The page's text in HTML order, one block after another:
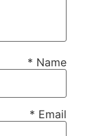
Name
*
Email
*